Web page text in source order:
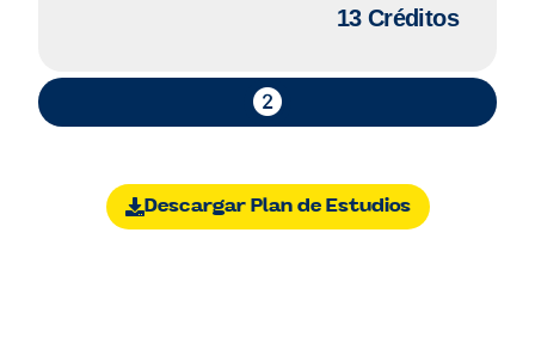
13Créditos
Descargar Plan de Estudios